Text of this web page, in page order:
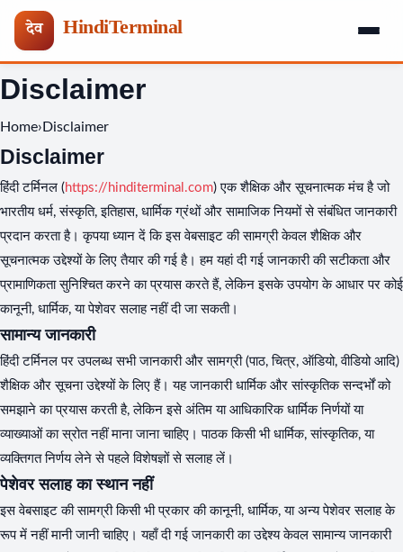
देव HindiTerminal
Skip
to
content
Disclaimer
Home› Disclaimer
Disclaimer
हिंदी टर्मिनल ( https://hinditerminal.com) एक शैक्षिक और सूचनात्मक मंच है जो
भारतीय धर्म, संस्कृति, इतिहास, धार्मिक ग्रंथों और सामाजिक नियमों से संबंधित जानकारी
प्रदान करता है। कृपया ध्यान दें कि इस वेबसाइट की सामग्री केवल शैक्षिक और
सूचनात्मक उद्देश्यों के लिए तैयार की गई है। हम यहां दी गई जानकारी की सटीकता और
प्रामाणिकता सुनिश्चित करने का प्रयास करते हैं, लेकिन इसके उपयोग के आधार पर कोई
कानूनी, धार्मिक, या पेशेवर सलाह नहीं दी जा सकती।
सामान्य जानकारी
हिंदी टर्मिनल पर उपलब्ध सभी जानकारी और सामग्री (पाठ, चित्र, ऑडियो, वीडियो आदि)
शैक्षिक और सूचना उद्देश्यों के लिए हैं। यह जानकारी धार्मिक और सांस्कृतिक सन्दर्भों को
समझाने का प्रयास करती है, लेकिन इसे अंतिम या आधिकारिक धार्मिक निर्णयों या
व्याख्याओं का स्रोत नहीं माना जाना चाहिए। पाठक किसी भी धार्मिक, सांस्कृतिक, या
व्यक्तिगत निर्णय लेने से पहले विशेषज्ञों से सलाह लें।
पेशेवर सलाह का स्थान नहीं
इस वेबसाइट की सामग्री किसी भी प्रकार की कानूनी, धार्मिक, या अन्य पेशेवर सलाह के
रूप में नहीं मानी जानी चाहिए। यहाँ दी गई जानकारी का उद्देश्य केवल सामान्य जानकारी